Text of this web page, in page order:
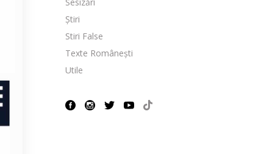
Știri
Stiri False
Texte Românești
Utile